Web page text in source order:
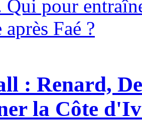
: Renard,
la Côte